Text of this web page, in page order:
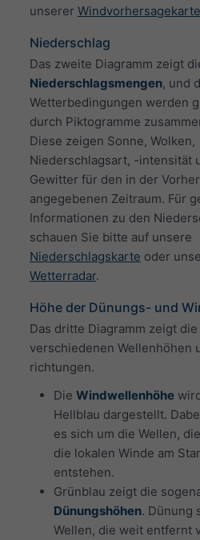
unserer Windvorhersagekarte
Niederschlag
Das zweite Diagramm zeigt
Niederschlagsmengen, und
Wetterbedingungen werden
durch Piktogramme
Diese zeigen Sonne, Wolken,
Niederschlagsart, -intensität
Gewitter für den in der
angegebenen Zeitraum. Für
Informationen zu den
schauen Sie bitte auf unsere
Niederschlagskarte oder
Wetterradar.
Höhe der Dünungs- und
Das dritte Diagramm zeigt die
verschiedenen Wellenhöhen
richtungen.
Die Windwellenhöhe
Hellblau dargestellt.
es sich um die Wellen,
die lokalen Winde am
entstehen.
Grünblau zeigt die
Dünungshöhen. Dünung
Wellen, die weit entfernt